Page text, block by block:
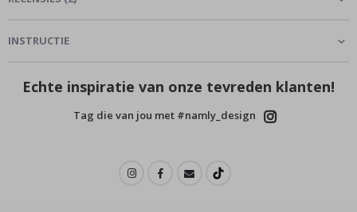
INSTRUCTIE
Echte inspiratie van onze tevreden klanten!
Tag die van jou met #namly_design